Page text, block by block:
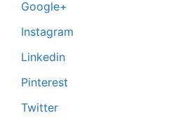
Google+
Instagram
Linkedin
Pinterest
Twitter